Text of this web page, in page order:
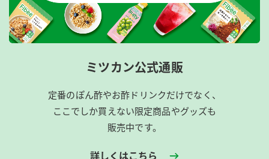
ミツカン公式通販
定番のぽん酢やお酢ドリンクだけでなく、
ここでしか買えない限定商品やグッズも
販売中です。
詳しくはこちら